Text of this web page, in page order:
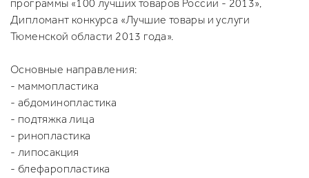
программы «100 лучших товаров России - 2013»,
Дипломант конкурса «Лучшие товары и услуги
Тюменской области 2013 года».
Основные направления:
- маммопластика
- абдоминопластика
- подтяжка лица
- ринопластика
- липосакция
- блефаропластика